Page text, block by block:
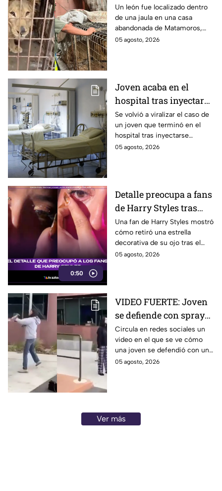
casa abandonada en
Matamoros,
Tamaulipas
Un león fue localizado dentro
de una jaula en una casa
abandonada de Matamoros,
Tamaulipas. El hallazgo
05 agosto, 2026
Joven acaba en el
hospital tras inyectarse
mercurio; quería ser
como Wolverine
Se volvió a viralizar el caso de
un joven que terminó en el
hospital tras inyectarse
mercurio, pues quería
05 agosto, 2026
0:50
Detalle preocupa a fans
de Harry Styles tras
concierto
Una fan de Harry Styles mostró
cómo retiró una estrella
decorativa de su ojo tras el
concierto tras haber llorado,
05 agosto, 2026
VIDEO FUERTE: Joven
se defiende con spray
de alumna que la iba a
atacar con un martillo
¿en dónde fue?
Circula en redes sociales un
video en el que se ve cómo
una joven se defendió con un
spray de otra alumna que
05 agosto, 2026
Ver más